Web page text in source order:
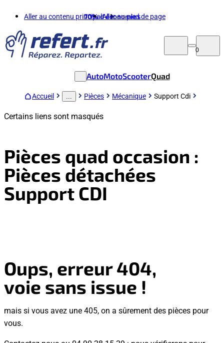
Aller au contenu principalAller au pied de page
70%d'économies
0
AutoMotoScooterQuad
Accueil Pièces Mécanique Support Cdi
Certains liens sont masqués
Pièces quad occasion :
Pièces détachées
Support CDI
Oups, erreur 404,
voie sans issue !
mais si vous avez une 405, on a sûrement des pièces pour
vous.